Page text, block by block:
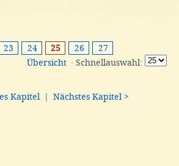
23 24 25 26
27
Übersicht · Schnellauswahl:
Kapitel Nächstes Kapitel >